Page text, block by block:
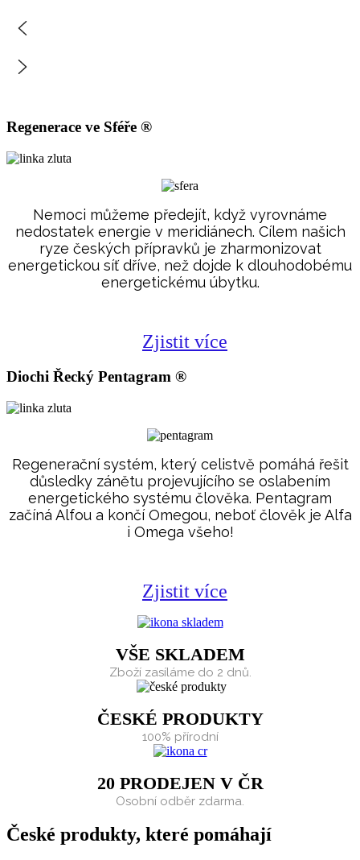
Regenerace ve Sféře ®
Nemoci můžeme předejít, když vyrovnáme
nedostatek energie v meridiánech. Cílem našich
ryze českých přípravků je zharmonizovat
energetickou síť dříve, než dojde k dlouhodobému
energetickému úbytku.
Zjistit více
Diochi Řecký Pentagram ®
Regenerační systém, který celistvě pomáhá řešit
důsledky zánětu projevujícího se oslabením
energetického systému člověka. Pentagram
začíná Alfou a končí Omegou, neboť člověk je Alfa
i Omega všeho!
Zjistit více
VŠE SKLADEM
Zboží zasíláme do 2 dnů.
ČESKÉ PRODUKTY
100% přírodní
20 PRODEJEN V ČR
Osobní odběr zdarma.
České produkty, které pomáhají